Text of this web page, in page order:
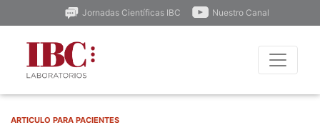
Jornadas Científicas IBC Nuestro Canal
ARTICULO PARA PACIENTES